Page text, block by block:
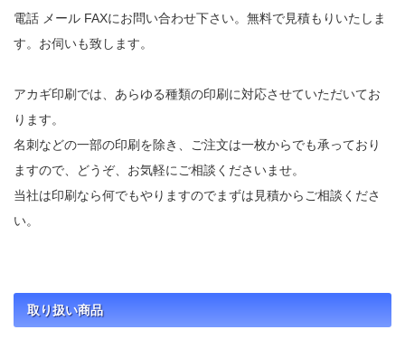
電話 メール FAXにお問い合わせ下さい。無料で見積もりいたしま
す。お伺いも致します。
アカギ印刷では、あらゆる種類の印刷に対応させていただいてお
ります。
名刺などの一部の印刷を除き、ご注文は一枚からでも承っており
ますので、どうぞ、お気軽にご相談くださいませ。
当社は印刷なら何でもやりますのでまずは見積からご相談くださ
い。
取り扱い商品